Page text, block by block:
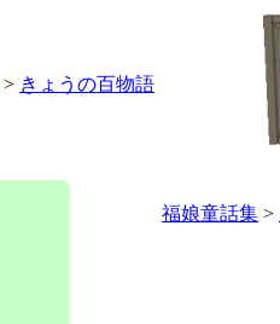
> きょうの百物語
福娘童話集 >